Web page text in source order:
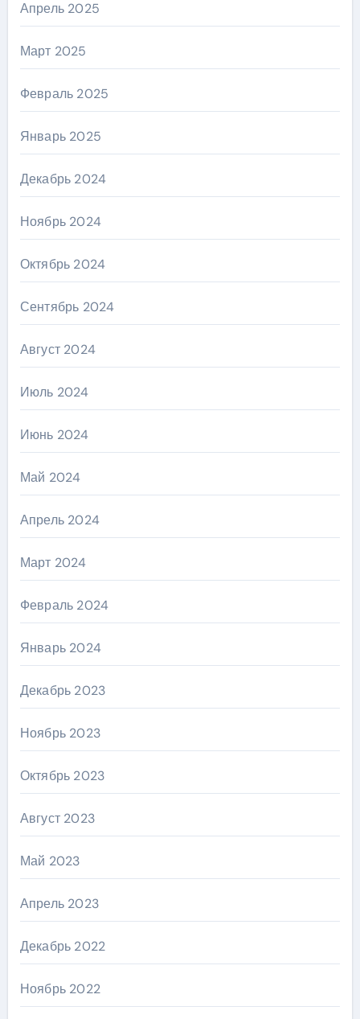
Апрель 2025
Март 2025
Февраль 2025
Январь 2025
Декабрь 2024
Ноябрь 2024
Октябрь 2024
Сентябрь 2024
Август 2024
Июль 2024
Июнь 2024
Май 2024
Апрель 2024
Март 2024
Февраль 2024
Январь 2024
Декабрь 2023
Ноябрь 2023
Октябрь 2023
Август 2023
Май 2023
Апрель 2023
Декабрь 2022
Ноябрь 2022